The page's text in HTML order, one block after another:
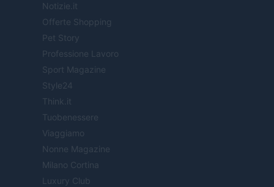
Notizie.it
Offerte Shopping
Pet Story
Professione Lavoro
Sport Magazine
Style24
Think.it
Tuobenessere
Viaggiamo
Nonne Magazine
Milano Cortina
Luxury Club